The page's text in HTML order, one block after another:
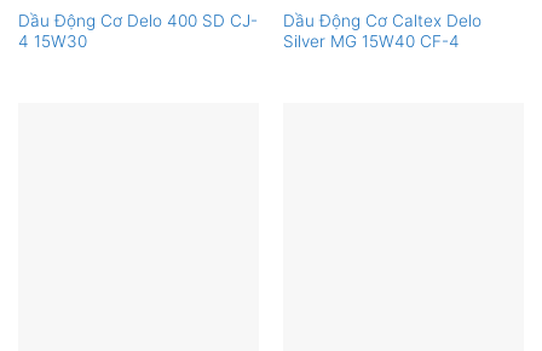
Dầu Động Cơ Delo 400 SD CJ-
4 15W30
Dầu Động Cơ Caltex Delo
Silver MG 15W40 CF-4